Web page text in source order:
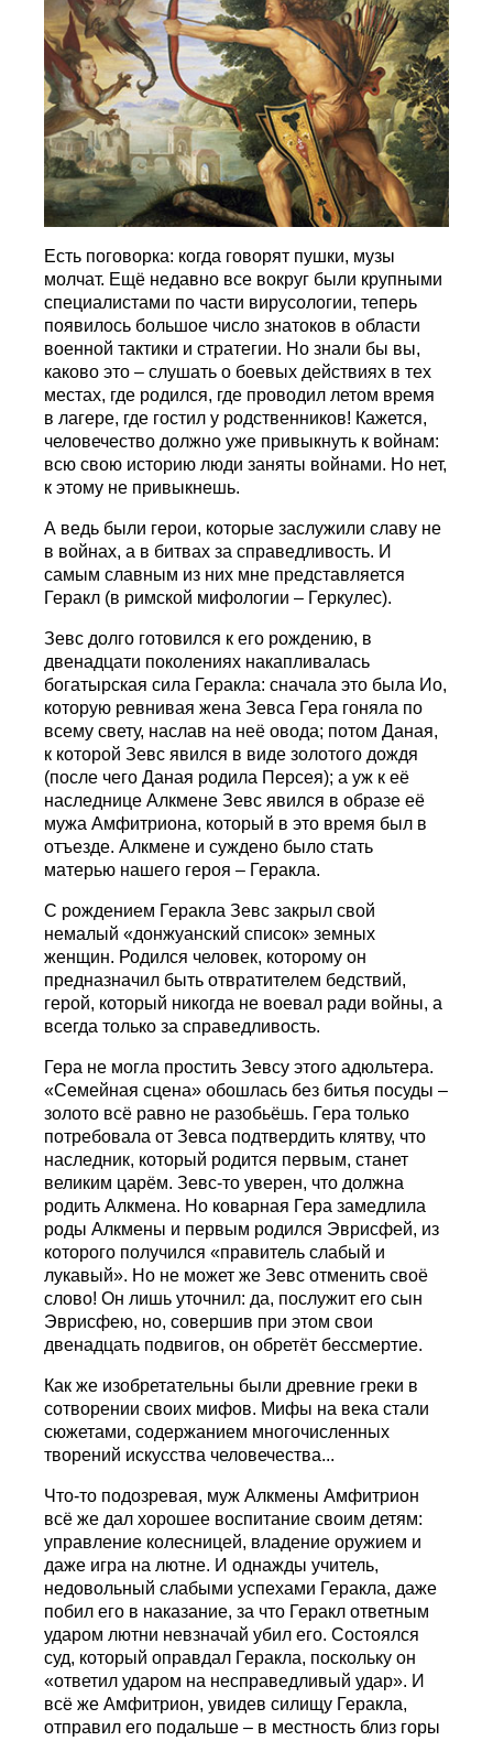
Есть поговорка: когда говорят пушки, музы
молчат. Ещё недавно все вокруг были крупными
специалистами по части вирусологии, теперь
появилось большое число знатоков в области
военной тактики и стратегии. Но знали бы вы,
каково это – слушать о боевых действиях в тех
местах, где родился, где проводил летом время
в лагере, где гостил у родственников! Кажется,
человечество должно уже привыкнуть к войнам:
всю свою историю люди заняты войнами. Но нет,
к этому не привыкнешь.
А ведь были герои, которые заслужили славу не
в войнах, а в битвах за справедливость. И
самым славным из них мне представляется
Геракл (в римской мифологии – Геркулес).
Зевс долго готовился к его рождению, в
двенадцати поколениях накапливалась
богатырская сила Геракла: сначала это была Ио,
которую ревнивая жена Зевса Гера гоняла по
всему свету, наслав на неё овода; потом Даная,
к которой Зевс явился в виде золотого дождя
(после чего Даная родила Персея); а уж к её
наследнице Алкмене Зевс явился в образе её
мужа Амфитриона, который в это время был в
отъезде. Алкмене и суждено было стать
матерью нашего героя – Геракла.
С рождением Геракла Зевс закрыл свой
немалый «донжуанский список» земных
женщин. Родился человек, которому он
предназначил быть отвратителем бедствий,
герой, который никогда не воевал ради войны, а
всегда только за справедливость.
Гера не могла простить Зевсу этого адюльтера.
«Семейная сцена» обошлась без битья посуды –
золото всё равно не разобьёшь. Гера только
потребовала от Зевса подтвердить клятву, что
наследник, который родится первым, станет
великим царём. Зевс-то уверен, что должна
родить Алкмена. Но коварная Гера замедлила
роды Алкмены и первым родился Эврисфей, из
которого получился «правитель слабый и
лукавый». Но не может же Зевс отменить своё
слово! Он лишь уточнил: да, послужит его сын
Эврисфею, но, совершив при этом свои
двенадцать подвигов, он обретёт бессмертие.
Как же изобретательны были древние греки в
сотворении своих мифов. Мифы на века стали
сюжетами, содержанием многочисленных
творений искусства человечества...
Что-то подозревая, муж Алкмены Амфитрион
всё же дал хорошее воспитание своим детям:
управление колесницей, владение оружием и
даже игра на лютне. И однажды учитель,
недовольный слабыми успехами Геракла, даже
побил его в наказание, за что Геракл ответным
ударом лютни невзначай убил его. Состоялся
суд, который оправдал Геракла, поскольку он
«ответил ударом на несправедливый удар». И
всё же Амфитрион, увидев силищу Геракла,
отправил его подальше – в местность близ горы